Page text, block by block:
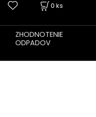
0 ks
ZHODNOTENIE
ODPADOV